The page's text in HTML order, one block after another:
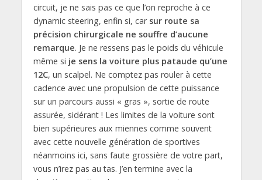
circuit, je ne sais pas ce que l’on reproche à ce
dynamic steering, enfin si, car sur route sa
précision chirurgicale ne souffre d’aucune
remarque. Je ne ressens pas le poids du véhicule
même si je sens la voiture plus pataude qu’une
12C, un scalpel. Ne comptez pas rouler à cette
cadence avec une propulsion de cette puissance
sur un parcours aussi « gras », sortie de route
assurée, sidérant ! Les limites de la voiture sont
bien supérieures aux miennes comme souvent
avec cette nouvelle génération de sportives
néanmoins ici, sans faute grossière de votre part,
vous n’irez pas au tas. J’en termine avec la